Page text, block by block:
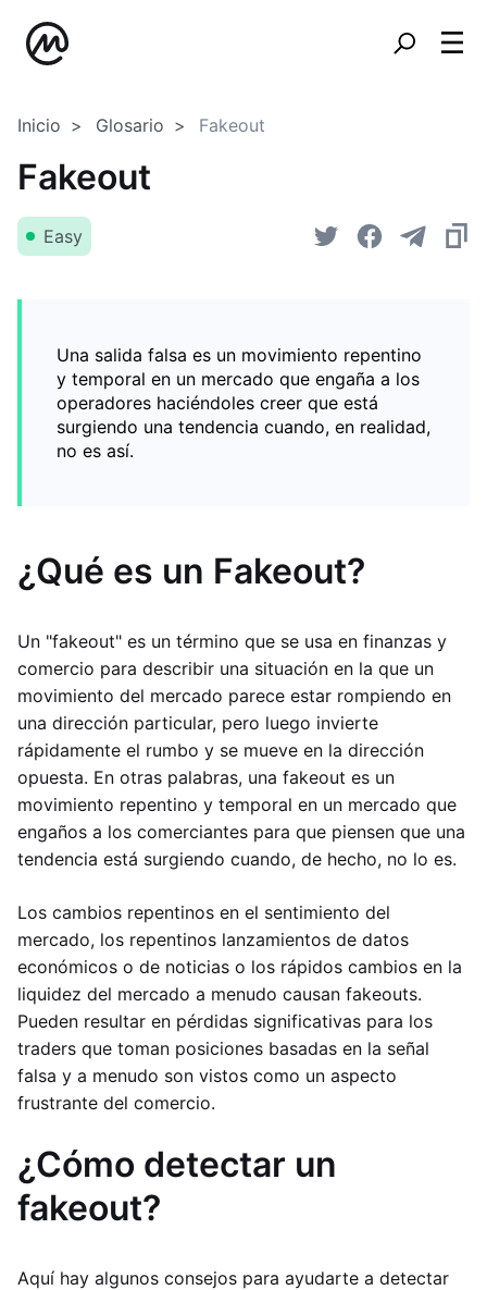
Inicio Glosario Fakeout
Fakeout
Easy
Una salida falsa es un movimiento repentino
y temporal en un mercado que engaña a los
operadores haciéndoles creer que está
surgiendo una tendencia cuando, en realidad,
no es así.
¿Qué es un Fakeout?
Un "fakeout" es un término que se usa en finanzas y
comercio para describir una situación en la que un
movimiento del mercado parece estar rompiendo en
una dirección particular, pero luego invierte
rápidamente el rumbo y se mueve en la dirección
opuesta. En otras palabras, una fakeout es un
movimiento repentino y temporal en un mercado que
engaños a los comerciantes para que piensen que una
tendencia está surgiendo cuando, de hecho, no lo es.
Los cambios repentinos en el sentimiento del
mercado, los repentinos lanzamientos de datos
económicos o de noticias o los rápidos cambios en la
liquidez del mercado a menudo causan fakeouts.
Pueden resultar en pérdidas significativas para los
traders que toman posiciones basadas en la señal
falsa y a menudo son vistos como un aspecto
frustrante del comercio.
¿Cómo detectar un
fakeout?
Aquí hay algunos consejos para ayudarte a detectar